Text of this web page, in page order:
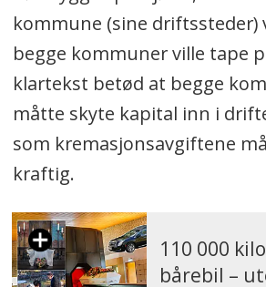
kommune (sine driftssteder)
begge kommuner ville tape
klartekst betød at begge
måtte skyte kapital inn i
som kremasjonsavgiftene
kraftig.
110 000
bårebil –